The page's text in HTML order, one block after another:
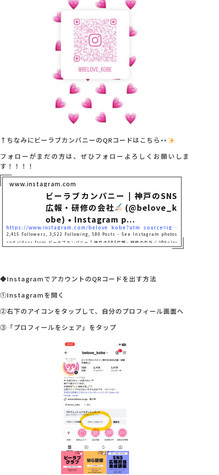
↑ちなみにビーラブカンパニーのQRコードはこちら
フォローがまだの方は、ぜひフォローよろしくお願いしま
す！！！！
www.instagram.com
ビーラブカンパニー | 神戸のSNS
広報・研修の会社
(@belove_k
obe) • Instagram p...
https://www.instagram.com/belove_kobe?utm_source=ig_web_button_share_sheet&igsh=ZDNlZDc0MzIxNw==
2,415 Followers, 3,522 Following, 580 Posts - See Instagram photos
and videos from ビーラブカンパニー | 神戸のSNS広報・研修の会社
(@belov
◆InstagramでアカウントのQRコードを出す方法
①Instagramを開く
②右下のアイコンをタップして、自分のプロフィール画面へ
③「プロフィールをシェア」をタップ